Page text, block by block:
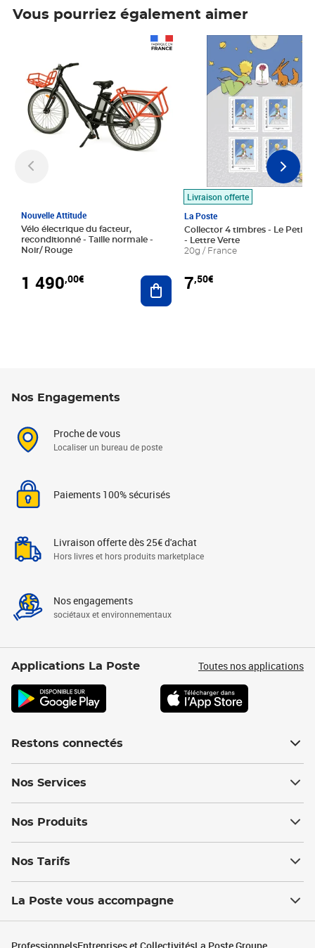
Vous pourriez également aimer
Nouvelle Attitude
Vélo électrique du facteur,
reconditionné - Taille normale -
Noir/ Rouge
1 490,00€ Ajouter au panier
Livraison offerte
La Poste
Collector 4 timbres - Le Petit
- Lettre Verte
20g / France
7,50€
Prix 7,50€
Nos Engagements
Proche de vous
Localiser un bureau de poste
Paiements 100% sécurisés
Livraison offerte dès 25€ d'achat
Hors livres et hors produits marketplace
Nos engagements
sociétaux et environnementaux
Applications La Poste Toutes nos applications
Restons connectés
Nos Services
Nos Produits
Nos Tarifs
La Poste vous accompagne